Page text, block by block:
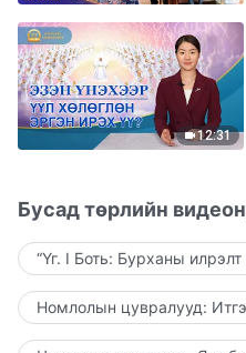
12:31
Бусад төрлийн
“Үг. I Боть: Бурханы
Номлолын цувралууд: